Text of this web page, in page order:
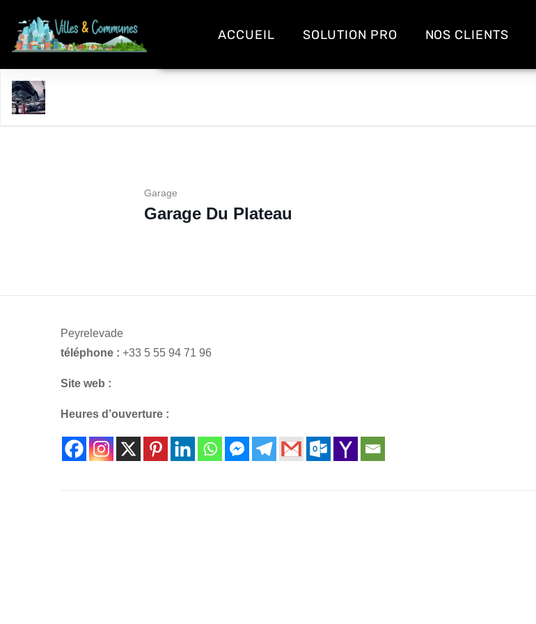
ACCUEIL SOLUTION PRO NOS CLIENTS
Garage
Garage Du Plateau
Peyrelevade
téléphone : +33 5 55 94 71 96
Site web :
Heures d’ouverture :